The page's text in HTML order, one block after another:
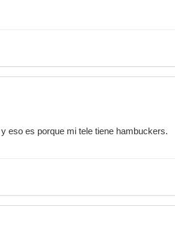
eso es porque mi tele tiene hambuckers.